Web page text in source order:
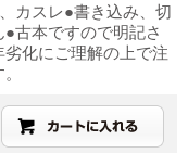
カスレ●書き込み、切
古本ですので明記さ
化にご理解の上で注